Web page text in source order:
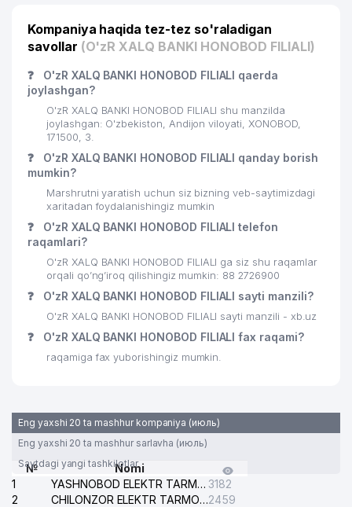
Kompaniya haqida tez-tez so'raladigan
savollar (O'zR XALQ BANKI HONOBOD FILIALI)
❓
O'zR XALQ BANKI HONOBOD FILIALI qaerda
joylashgan?
O'zR XALQ BANKI HONOBOD FILIALI shu manzilda
joylashgan: O'zbekiston, Andijon viloyati, XONOBOD,
171500, 3.
❓
O'zR XALQ BANKI HONOBOD FILIALI qanday borish
mumkin?
Marshrutni yaratish uchun siz bizning veb-saytimizdagi
xaritadan foydalanishingiz mumkin
❓
O'zR XALQ BANKI HONOBOD FILIALI telefon
raqamlari?
O'zR XALQ BANKI HONOBOD FILIALI ga siz shu raqamlar
orqali qo’ng’iroq qilishingiz mumkin: 88 2726900
❓ O'zR XALQ BANKI HONOBOD FILIALI sayti manzili?
O'zR XALQ BANKI HONOBOD FILIALI sayti manzili - xb.uz
❓ O'zR XALQ BANKI HONOBOD FILIALI fax raqami?
raqamiga fax yuborishingiz mumkin.
Eng yaxshi 20 ta mashhur kompaniya (июль)
Eng yaxshi 20 ta mashhur sarlavha (июль)
Saytdagi yangi tashkilotlar
№
Nomi
1
YASHNOBOD ELEKTR TARMOG'I NOSOZLIKLARI XIZMATI 3182
2
CHILONZOR ELEKTR TARMOG'I NOSOZLIK XIZMATI2459